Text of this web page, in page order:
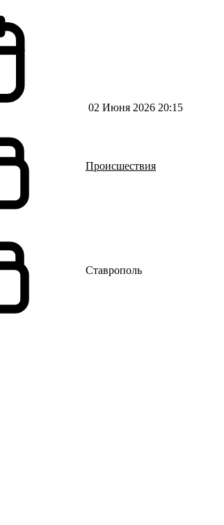
02 Июня 2026 20:15
Происшествия
Ставрополь